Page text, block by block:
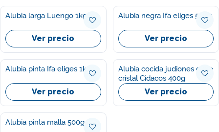
Alubia larga Luengo 1kg
Ver precio
Alubia negra Ifa eliges 500g
Ver precio
Alubia pinta Ifa eliges 1kg
Ver precio
Alubia cocida judiones extra
cristal Cidacos 400g
Ver precio
Alubia pinta malla 500g